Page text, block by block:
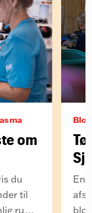
om
du
til
rundt
En